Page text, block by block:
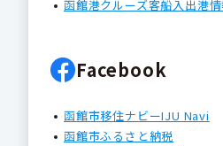
函館港クルーズ客船入出港
Facebook
函館市移住ナビーIJU Navi
函館市ふるさと納税